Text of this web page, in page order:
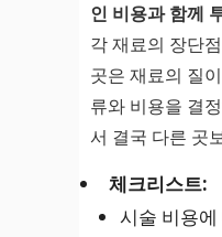
인 비용과 함께
각 재료의 장단
곳은 재료의 질
류와 비용을 결
서 결국 다른 곳
체크리스트:
시술 비용